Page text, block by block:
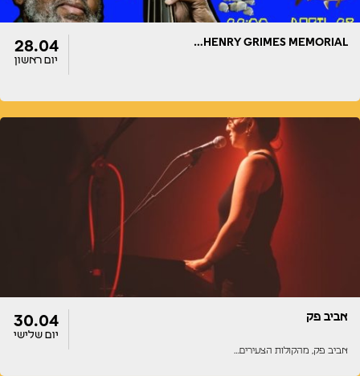
HENRY GRIMES MEMORIAL…
28.04
יום ראשון
דלתות
הופעה
20:00
אביב פק
אביב פק, מהקולות הצעירים…
30.04
יום שלישי